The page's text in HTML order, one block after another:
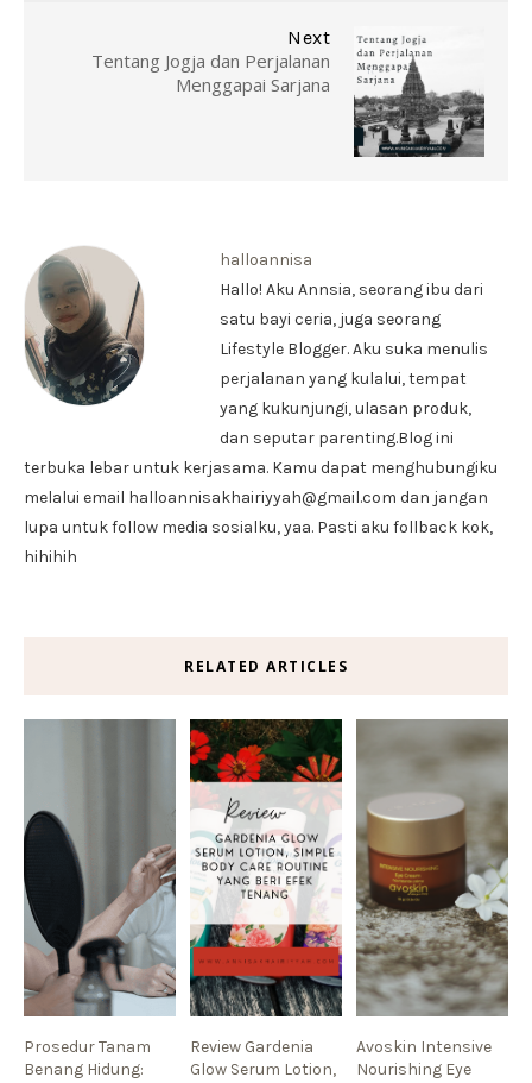
Next
Tentang Jogja dan Perjalanan
Menggapai Sarjana
halloannisa
Hallo! Aku Annsia, seorang ibu dari
satu bayi ceria, juga seorang
Lifestyle Blogger. Aku suka menulis
perjalanan yang kulalui, tempat
yang kukunjungi, ulasan produk,
dan seputar parenting.Blog ini
terbuka lebar untuk kerjasama. Kamu dapat menghubungiku
melalui email halloannisakhairiyyah@gmail.com dan jangan
lupa untuk follow media sosialku, yaa. Pasti aku follback kok,
hihihih
RELATED ARTICLES
Prosedur Tanam
Benang Hidung:
Review Gardenia
Glow Serum Lotion,
Avoskin Intensive
Nourishing Eye